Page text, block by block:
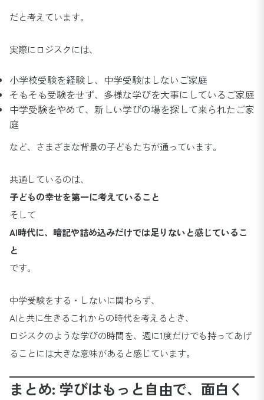
だと考えています。
実際にロジスクには、
小学校受験を経験し、中学受験はしないご家庭
そもそも受験をせず、多様な学びを大事にしているご家庭
中学受験をやめて、新しい学びの場を探して来られたご家
庭
など、さまざまな背景の子どもたちが通っています。
共通しているのは、
子どもの幸せを第一に考えていること
そして
AI時代に、暗記や詰め込みだけでは足りないと感じているこ
と
です。
中学受験をする・しないに関わらず、
AIと共に生きるこれからの時代を考えるとき、
ロジスクのような学びの時間を、週に1度だけでも持ってあげ
ることには大きな意味があると感じています。
まとめ: 学びはもっと自由で、面白く